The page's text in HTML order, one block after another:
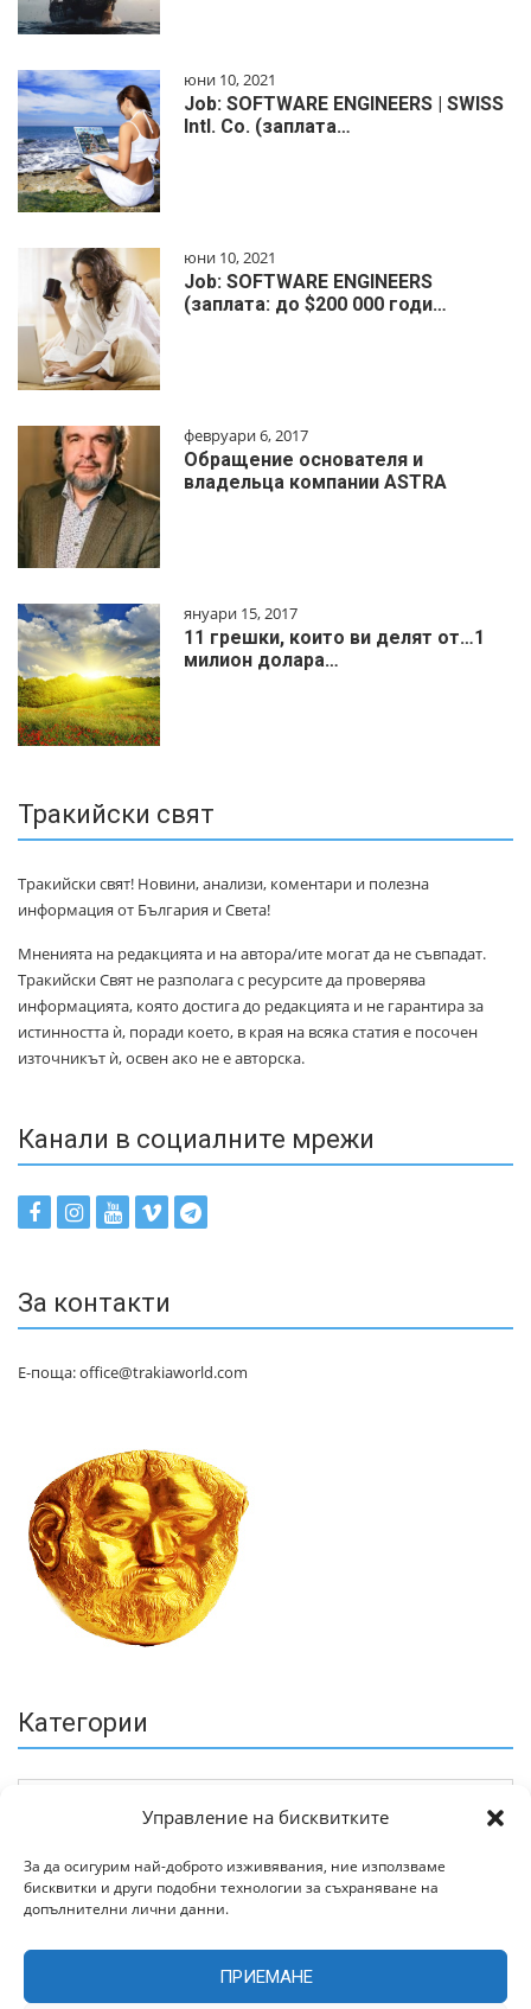
Управление на бисквитките
За да осигурим най-доброто изживявания, ние използваме
бисквитки и други подобни технологии за съхраняване на
допълнителни лични данни.
ПРИЕМАНЕ
юни 10, 2021
Job: SOFTWARE ENGINEERS | SWISS
Intl. Co. (заплата…
юни 10, 2021
Job: SOFTWARE ENGINEERS
(заплата: до $200 000 годи…
февруари 6, 2017
Обращение основателя и
владельца компании ASTRA
януари 15, 2017
11 грешки, които ви делят от…1
милиoн дoлapa…
Тракийски свят
Тракийски свят! Новини, анализи, коментари и полезна
информация от България и Света!
Мненията на редакцията и на автора/ите могат да не съвпадат.
Тракийски Свят не разполага с ресурсите да проверява
информацията, която достига до редакцията и не гарантира за
истинността ѝ, поради което, в края на всяка статия е посочен
източникът ѝ, освен ако не е авторска.
Канали в социалните мрежи
За контакти
Е-поща: office@trakiaworld.com
Категории
Архив